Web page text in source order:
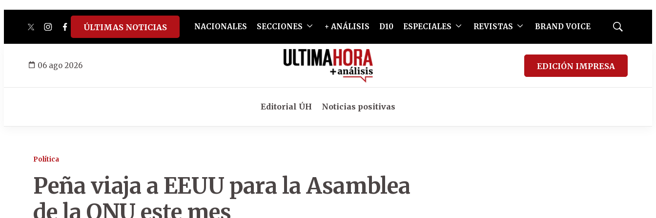
twitterinstagram
facebook
tiktokyoutube
spotify
ÚLTIMAS NOTICIAS NACIONALES SECCIONES + ANÁLISIS D10 ESPECIALES REVISTAS BRAND VOICE
Mostrar
06 ago 2026 EDICIÓN IMPRESA
Editorial ÚH Noticias positivas
Política
Peña viaja a EEUU para la Asamblea
de la ONU este mes